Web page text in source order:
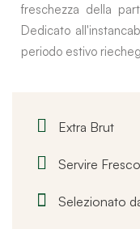
freschezza della
Dedicato
periodo estivo
Extra Brut
Servire Fresco
Selezionato